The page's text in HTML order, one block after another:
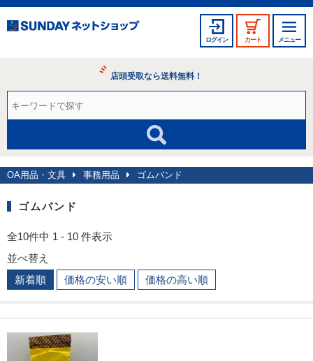
ログイン カート メニュー
店頭受取なら送料無料！
OA用品・文具 事務用品 ゴムバンド
ゴムバンド
全10件中 1 - 10 件表示
並べ替え
新着順
価格の安い順 価格の高い順